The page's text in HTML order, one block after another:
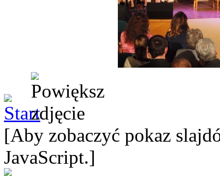
[Aby zobaczyć pokaz
JavaScript.]